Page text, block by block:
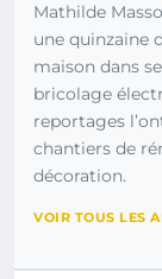
Mathilde
une quinzaine
maison dans
bricolage
reportages
chantiers de
décoration.
VOIR TOUS LES